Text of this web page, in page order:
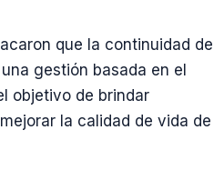
que la continuidad de
gestión basada en el
objetivo de brindar
la calidad de vida de